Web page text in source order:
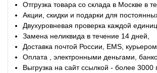
Отгрузка товара со склада в Москве в
Акции, скидки и подарки для
Двухуровневая проверка каждой
Замена неликвида в течение 14 дней,
Доставка почтой России, EMS,
Оплата , электронными деньгами,
Выгрузка на сайт ссылкой - более